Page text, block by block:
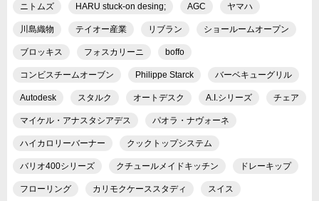
ニトムズ HARU stuck-on desing; AGC ヤマハ
川島織物 テイオー産業 リブラン ショールームオープン
ブロッキス フォスカリーニ boffo
コンビスチームオーブン Philippe Starck バーベキューグリル
Autodesk スタルク オートデスク A.I.シリーズ チェア
マイケル・アナスタシアデス パオラ・ナヴォーネ
ハイカロリーバーナー クックトップシステム
バリオ400シリーズ クチュールメイドキッチン ドレーキップ
フローリング カリモクケーススタディ スイス